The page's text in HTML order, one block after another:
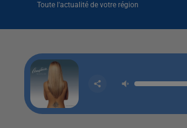
Toute l'actualité de votre région